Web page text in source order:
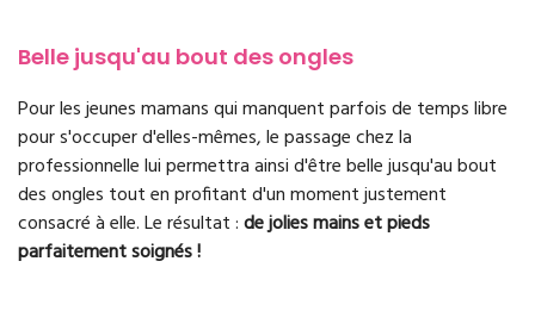
Belle jusqu'au bout des ongles
Pour les jeunes mamans qui manquent parfois de temps libre
pour s'occuper d'elles-mêmes, le passage chez la
professionnelle lui permettra ainsi d'être belle jusqu'au bout
des ongles tout en profitant d'un moment justement
consacré à elle. Le résultat :de jolies mains et pieds
parfaitement soignés !